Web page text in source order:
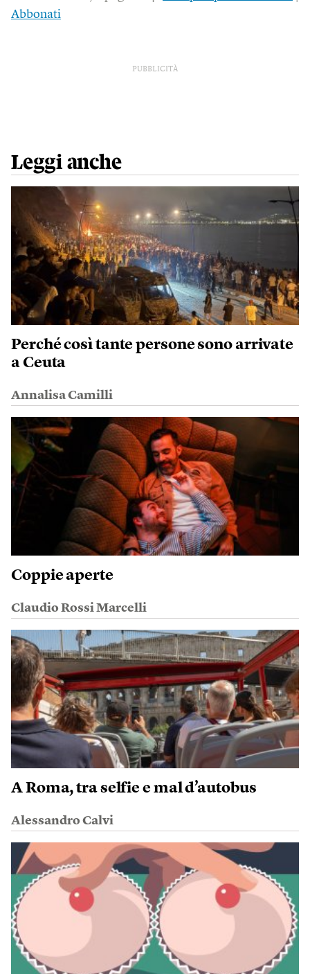
Abbonati
PUBBLICITÀ
Leggi anche
Perché così tante persone sono arrivate
a Ceuta
Annalisa Camilli
Coppie aperte
Claudio Rossi Marcelli
A Roma, tra selfie e mal d’autobus
Alessandro Calvi